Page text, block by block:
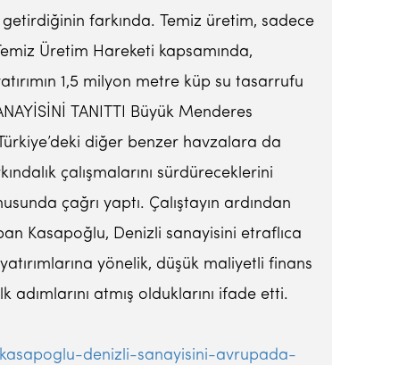
farkında. Temiz üretim, sadece
Üretim Hareketi kapsamında,
1,5 milyon metre küp su tasarrufu
TANITTI Büyük Menderes
diğer benzer havzalara da
çalışmalarını sürdüreceklerini
çağrı yaptı. Çalıştayın ardından
Kasapoğlu, Denizli sanayisini etraflıca
yönelik, düşük maliyetli finans
atmış olduklarını ifade etti.
denizli-sanayisini-avrupada-